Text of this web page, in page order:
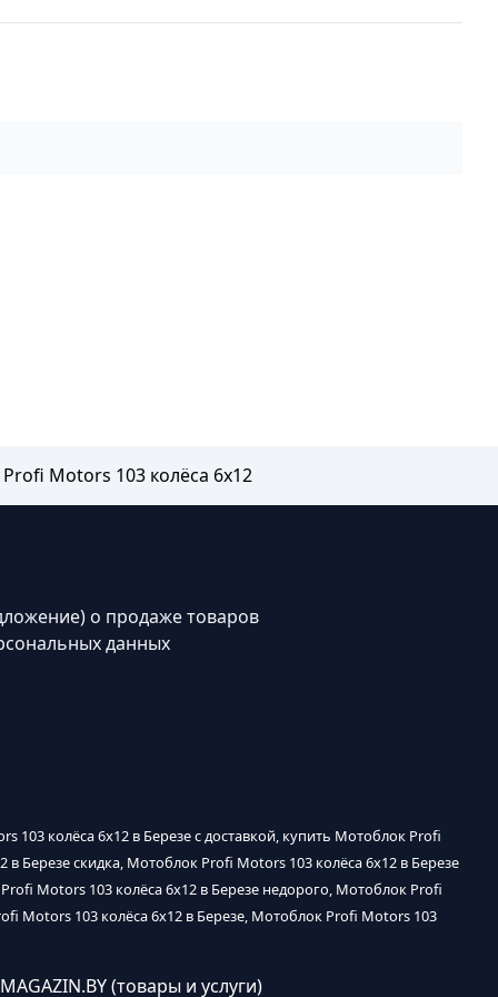
Motors 103 колёса 6х12
о продаже товаров
данных
колёса 6х12 в Березе с доставкой, купить Мотоблок Profi
Березе скидка, Мотоблок Profi Motors 103 колёса 6х12 в Березе
Motors 103 колёса 6х12 в Березе недорого, Мотоблок Profi
Motors 103 колёса 6х12 в Березе, Мотоблок Profi Motors 103
(товары и услуги)